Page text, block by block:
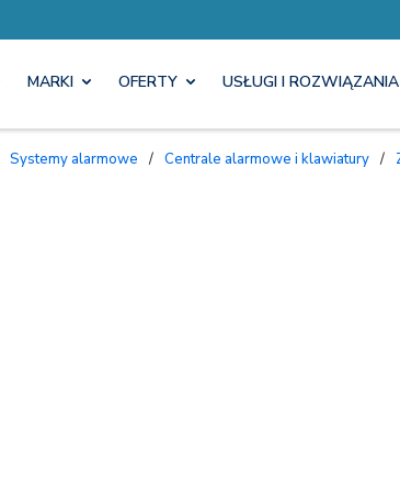
MARKI OFERTY USŁUGI I ROZWIĄZANIA
Systemy alarmowe / Centrale alarmowe i klawiatury /